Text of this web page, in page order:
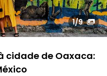
1/9
de Oaxaca: